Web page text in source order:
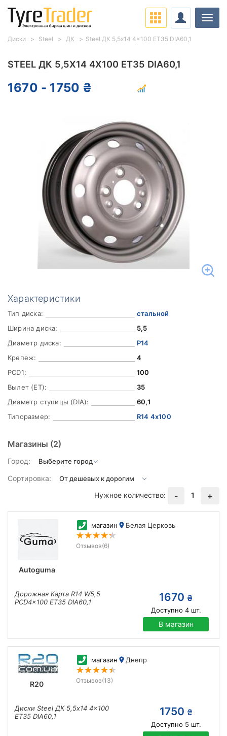
STEEL ДК 5,5X14 4X100 ET35 DIA60,1
1670 - 1750 ₴
Характеристики
Тип диска:
стальной
Ширина диска:
5,5
Диаметр диска:
Р14
Крепеж:
4
PCD1:
100
Вылет (ET):
35
Диаметр ступицы (DIA):
60,1
Типоразмер:
R14 4x100
Магазины (2)
Город:
Сортировка:
Нужное количество:
- 1 +
Autoguma
магазин Белая Церковь
Отзывов(6)
Дорожная Карта R14 W5,5
PCD4x100 ET35 DIA60,1
1670 ₴
Доступно 4шт.
В магазин
R20
магазин Днепр
Отзывов(13)
Диски Steel ДК 5,5x14 4x100
ET35 DIA60,1
1750 ₴
Доступно 5 шт.
Диски Steel ДК Steel ДК 5,5x14 4x100 ET35 DIA60,1